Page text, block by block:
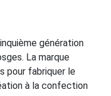
génération
La marque
pour fabriquer le
à la confection